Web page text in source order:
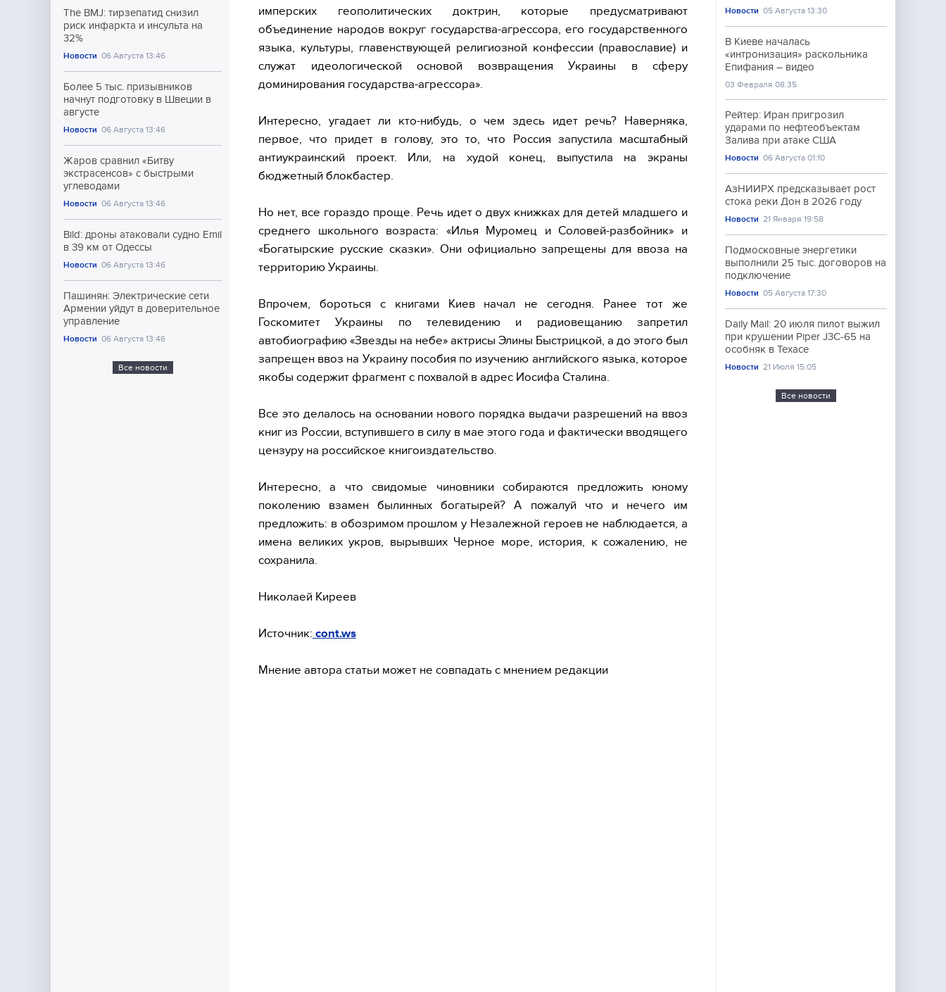
The BMJ: тирзепатид снизил
риск инфаркта и инсульта на
32%
Новости 06 Августа 13:46
Более 5 тыс. призывников
начнут подготовку в Швеции в
августе
Новости 06 Августа 13:46
Жаров сравнил «Битву
экстрасенсов» с быстрыми
углеводами
Новости 06 Августа 13:46
Bild: дроны атаковали судно Emil
в 39 км от Одессы
Новости 06 Августа 13:46
Пашинян: Электрические сети
Армении уйдут в доверительное
управление
Новости 06 Августа 13:46
Все новости
имперских геополитических доктрин, которые предусматривают
объединение народов вокруг государства-агрессора, его государственного
языка, культуры, главенствующей религиозной конфессии (православие) и
служат идеологической основой возвращения Украины в сферу
доминирования государства-агрессора».
Интересно, угадает ли кто-нибудь, о чем здесь идет речь? Наверняка,
первое, что придет в голову, это то, что Россия запустила масштабный
антиукраинский проект. Или, на худой конец, выпустила на экраны
бюджетный блокбастер.
Но нет, все гораздо проще. Речь идет о двух книжках для детей младшего и
среднего школьного возраста: «Илья Муромец и Соловей-разбойник» и
«Богатырские русские сказки». Они официально запрещены для ввоза на
территорию Украины.
Впрочем, бороться с книгами Киев начал не сегодня. Ранее тот же
Госкомитет Украины по телевидению и радиовещанию запретил
автобиографию «Звезды на небе» актрисы Элины Быстрицкой, а до этого был
запрещен ввоз на Украину пособия по изучению английского языка, которое
якобы содержит фрагмент с похвалой в адрес Иосифа Сталина.
Все это делалось на основании нового порядка выдачи разрешений на ввоз
книг из России, вступившего в силу в мае этого года и фактически вводящего
цензуру на российское книгоиздательство.
Интересно, а что свидомые чиновники собираются предложить юному
поколению взамен былинных богатырей? А пожалуй что и нечего им
предложить: в обозримом прошлом у Незалежной героев не наблюдается, а
имена великих укров, вырывших Черное море, история, к сожалению, не
сохранила.
Николаей Киреев
Источник: cont.ws
Мнение автора статьи может не совпадать с мнением редакции
Новости 05 Августа 13:30
В Киеве началась
«интронизация» раскольника
Епифания – видео
03 Февраля 08:35
Рейтер: Иран пригрозил
ударами по нефтеобъектам
Залива при атаке США
Новости 06 Августа 01:10
АзНИИРХ предсказывает рост
стока реки Дон в 2026 году
Новости 21 Января 19:58
Подмосковные энергетики
выполнили 25 тыс. договоров на
подключение
Новости 05 Августа 17:30
Daily Mail: 20 июля пилот выжил
при крушении Piper J3C-65 на
особняк в Техасе
Новости 21 Июля 15:05
Все новости